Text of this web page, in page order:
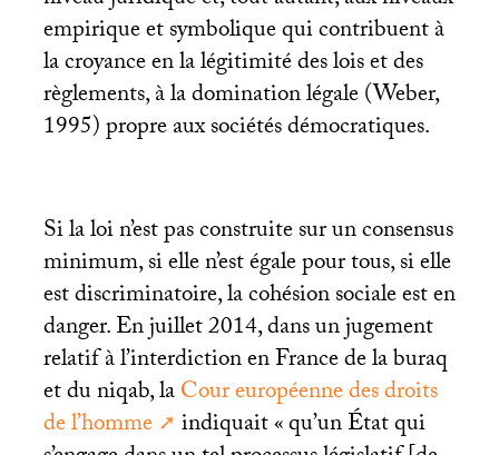
empirique et symbolique qui contribuent à
la croyance en la légitimité des lois et des
règlements, à la domination légale (Weber,
1995) propre aux sociétés démocratiques.
Si la loi n’est pas construite sur un consensus
minimum, si elle n’est égale pour tous, si elle
est discriminatoire, la cohésion sociale est en
danger. En juillet 2014, dans un jugement
relatif à l’interdiction en France de la buraq
et du niqab, laCour européenne des droits
de l’homme
indiquait «qu’un État qui